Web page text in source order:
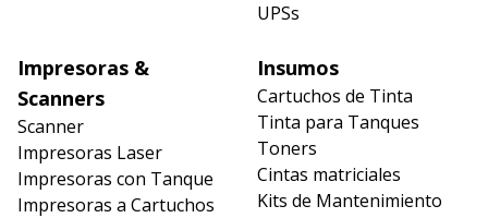
UPSs
Impresoras &
Scanners
Scanner
Impresoras Laser
Impresoras con Tanque
Impresoras a Cartuchos
Insumos
Cartuchos de Tinta
Tinta para Tanques
Toners
Cintas matriciales
Kits de Mantenimiento